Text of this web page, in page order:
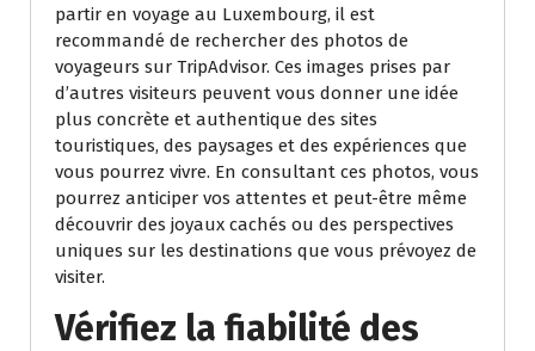
partir en voyage au Luxembourg, il est
recommandé de rechercher des photos de
voyageurs sur TripAdvisor. Ces images prises par
d’autres visiteurs peuvent vous donner une idée
plus concrète et authentique des sites
touristiques, des paysages et des expériences que
vous pourrez vivre. En consultant ces photos, vous
pourrez anticiper vos attentes et peut-être même
découvrir des joyaux cachés ou des perspectives
uniques sur les destinations que vous prévoyez de
visiter.
Vérifiez la fiabilité des